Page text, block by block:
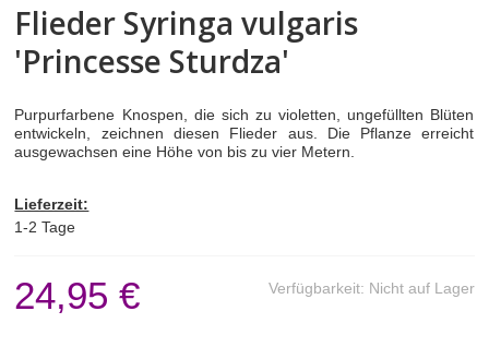
TIPPS & ZUBEHÖR
PICCOPLANT IM TV
Flieder Syringa vulgaris
'Princesse Sturdza'
Purpurfarbene Knospen, die sich zu violetten, ungefüllten Blüten
entwickeln, zeichnen diesen Flieder aus. Die Pflanze erreicht
ausgewachsen eine Höhe von bis zu vier Metern.
Lieferzeit:
1-2 Tage
Verfügbarkeit: Nicht auf Lager
24,95 €